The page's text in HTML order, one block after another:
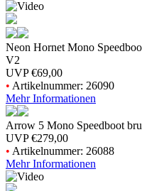
Neon Hornet Mono
V2
UVP€69,00
• Artikelnummer: 26090
Mehr Informationen
Arrow 5 Mono Speedboot
UVP€279,00
• Artikelnummer: 26088
Mehr Informationen